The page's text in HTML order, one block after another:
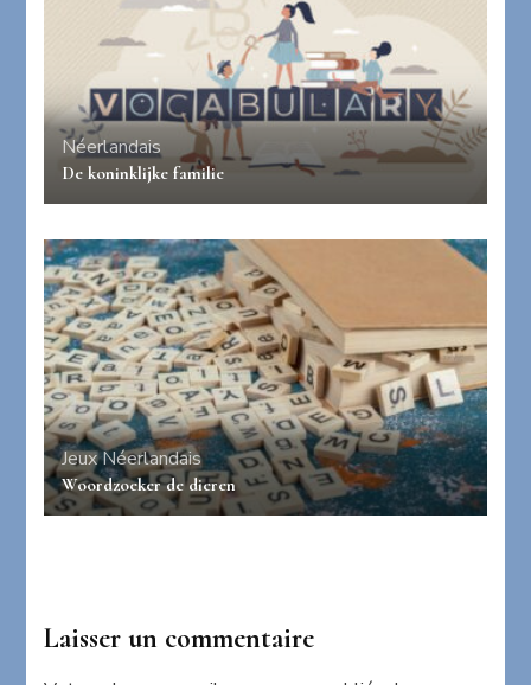
Néerlandais
De koninklijke familie
JeuxNéerlandais
Woordzoeker de dieren
Laisser un commentaire